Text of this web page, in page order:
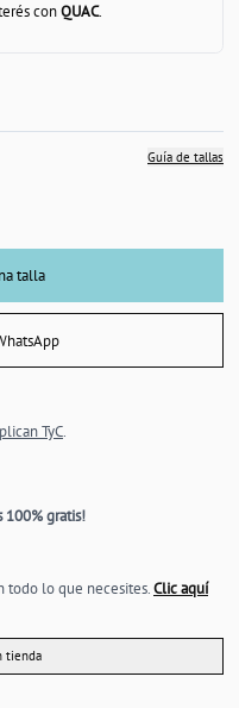
conQUAC.
Guía de tallas
talla
TyC.
100% gratis!
todo lo que necesites.Clic aquí
tienda